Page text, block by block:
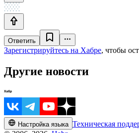
Ответить
Зарегистрируйтесь на Хабре, чтобы
Другие новости
Настройка языка Техническая